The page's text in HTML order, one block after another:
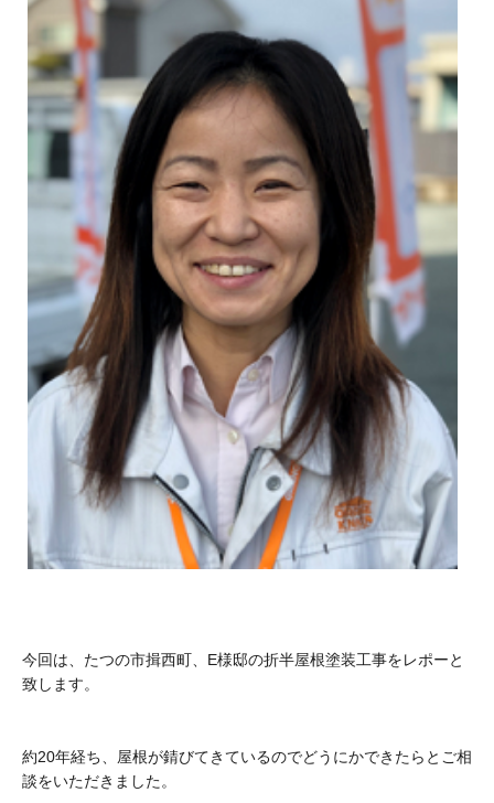
今回は、たつの市揖西町、E様邸の折半屋根塗装工事をレポーと
致します。
約20年経ち、屋根が錆びてきているのでどうにかできたらとご相
談をいただきました。